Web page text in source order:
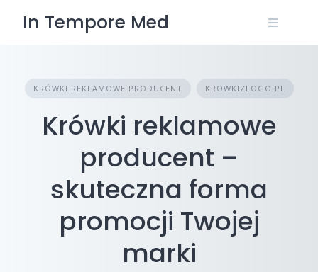
In Tempore Med
KRÓWKI REKLAMOWE PRODUCENT KROWKIZLOGO.PL
Krówki reklamowe
producent –
skuteczna forma
promocji Twojej
marki